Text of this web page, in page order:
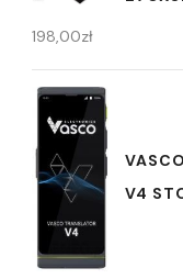
198,00zł
V4